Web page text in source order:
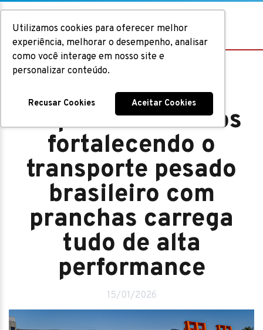
Utilizamos cookies para oferecer melhor
experiência, melhorar o desempenho, analisar
como você interage em nosso site e
personalizar conteúdo.
Recusar Cookies Aceitar Cookies
Implementos
Siepierski: 63 anos
fortalecendo o
transporte pesado
brasileiro com
pranchas carrega
tudo de alta
performance
15/01/2026